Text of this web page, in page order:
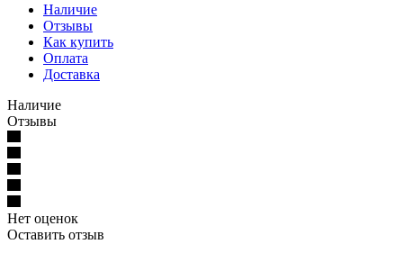
Наличие
Отзывы
Как купить
Оплата
Доставка
Наличие
Отзывы
Нет оценок
Оставить отзыв